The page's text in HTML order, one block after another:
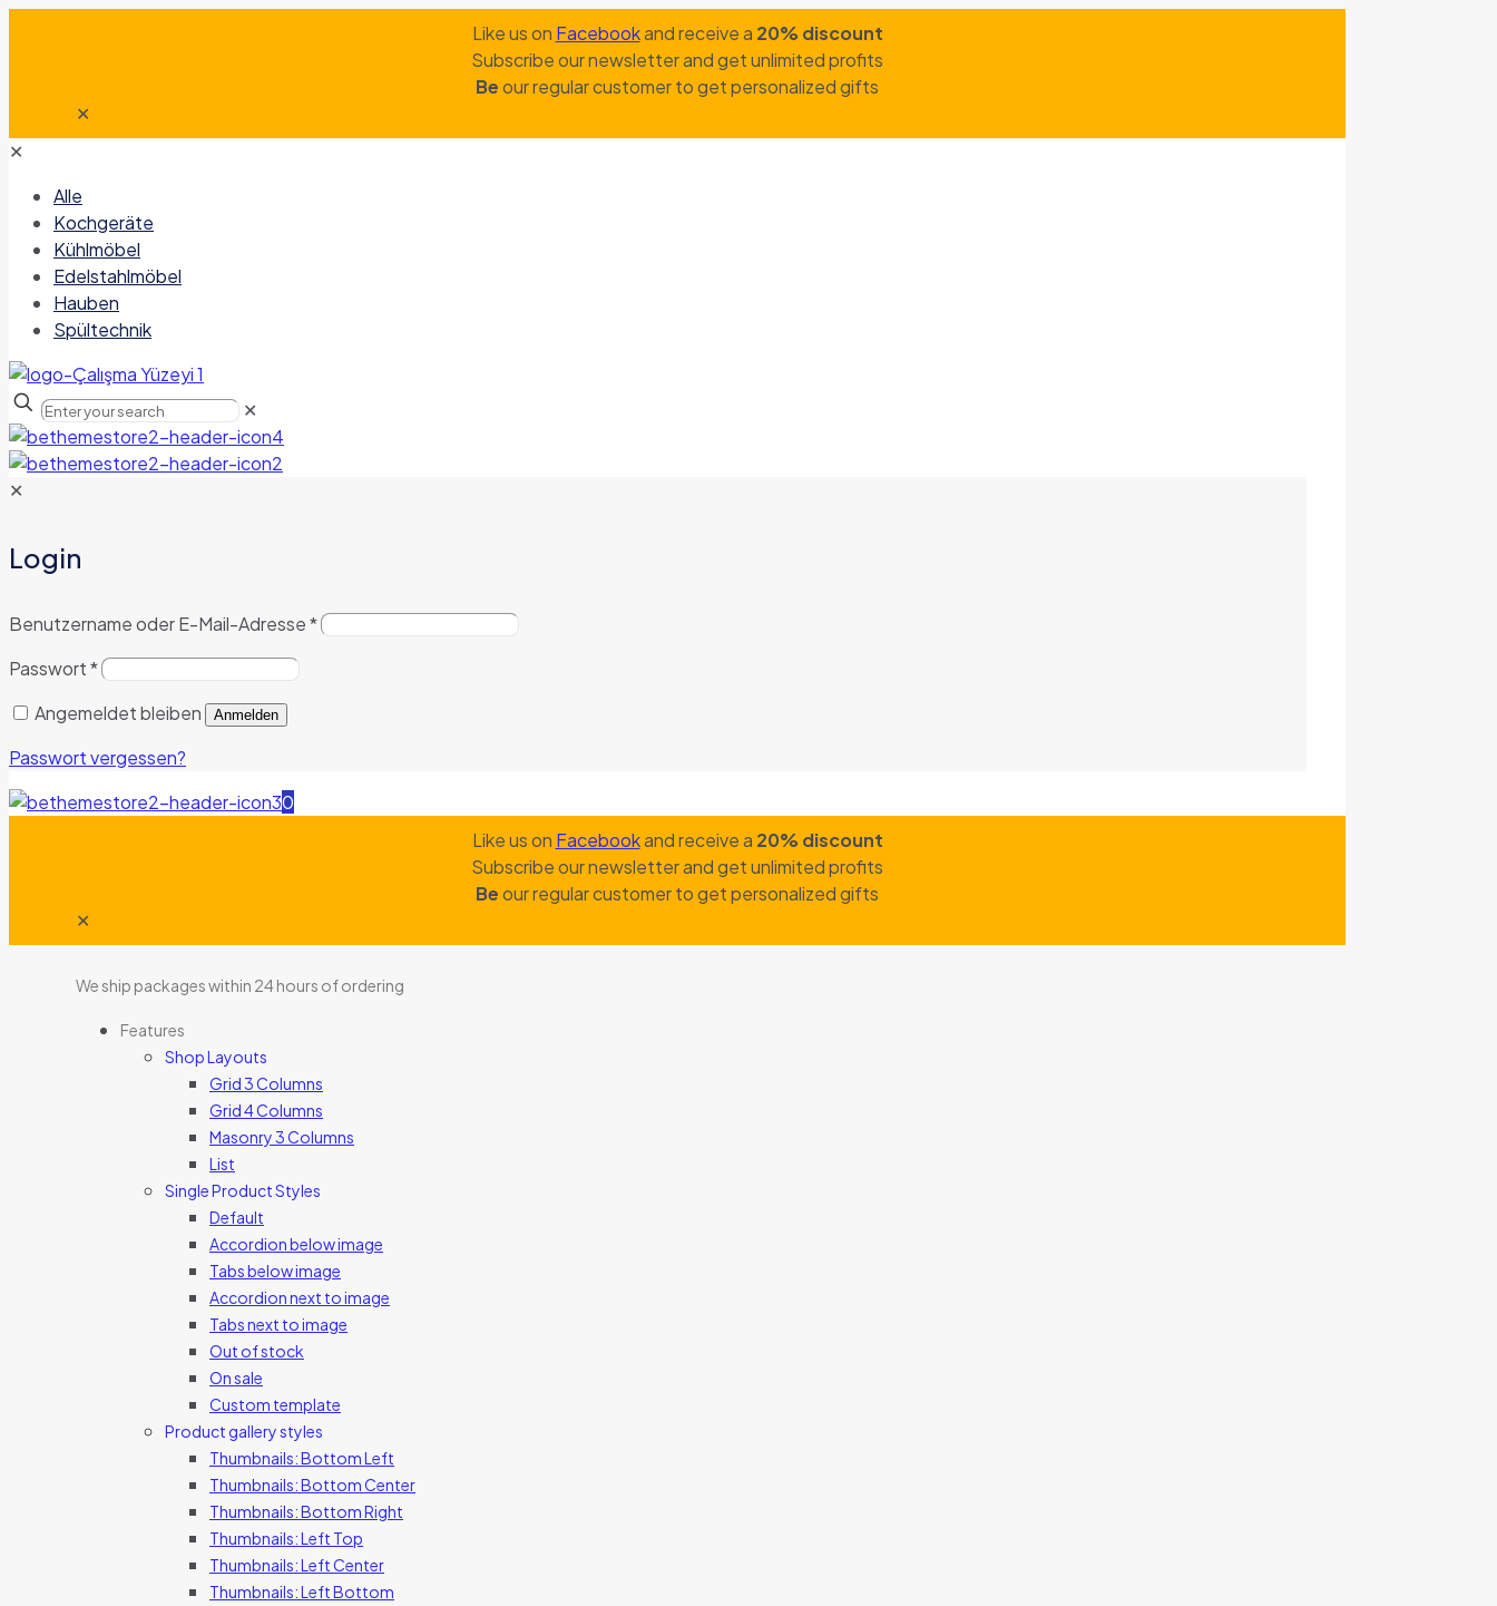
Like us on Facebookand receive a 20% discount
Subscribe our newsletter and get unlimited profits
Beour regular customer to get personalized gifts
✕
✕
Alle
Kochgeräte
Kühlmöbel
Edelstahlmöbel
Hauben
Spültechnik
✕
✕
Login
Benutzername oder E-Mail-Adresse*
Passwort*
Angemeldet bleiben
Anmelden
Passwort vergessen?
0
Like us on Facebookand receive a 20% discount
Subscribe our newsletter and get unlimited profits
Beour regular customer to get personalized gifts
✕
We ship packages within 24 hours of ordering
Features
Shop Layouts
Grid 3 Columns
Grid 4 Columns
Masonry 3 Columns
List
Single Product Styles
Default
Accordion below image
Tabs below image
Accordion next to image
Tabs next to image
Out of stock
On sale
Custom template
Product gallery styles
Thumbnails: Bottom Left
Thumbnails: Bottom Center
Thumbnails: Bottom Right
Thumbnails: Left Top
Thumbnails: Left Center
Thumbnails: Left Bottom